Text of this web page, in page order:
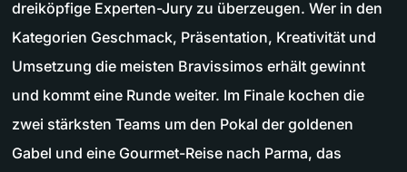
dreiköpfige Experten-Jury zu überzeugen. Wer in den
Kategorien Geschmack, Präsentation, Kreativität und
Umsetzung die meisten Bravissimos erhält gewinnt
und kommt eine Runde weiter. Im Finale kochen die
zwei stärksten Teams um den Pokal der goldenen
Gabel und eine Gourmet-Reise nach Parma, das